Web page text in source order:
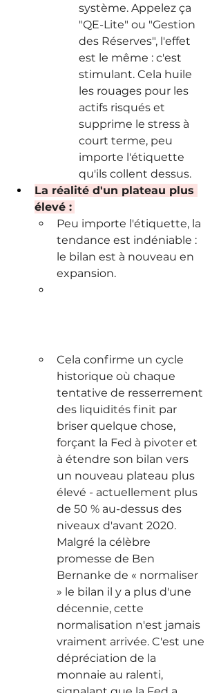
système. Appelez ça
"QE-Lite" ou "Gestion
des Réserves", l'effet
est le même : c'est
stimulant. Cela huile
les rouages pour les
actifs risqués et
supprime le stress à
court terme, peu
importe l'étiquette
qu'ils collent dessus.
La réalité d'un plateau plus
élevé :
Peu importe l'étiquette, la
tendance est indéniable :
le bilan est à nouveau en
expansion.
Cela confirme un cycle
historique où chaque
tentative de resserrement
des liquidités finit par
briser quelque chose,
forçant la Fed à pivoter et
à étendre son bilan vers
un nouveau plateau plus
élevé - actuellement plus
de 50 % au-dessus des
niveaux d'avant 2020.
Malgré la célèbre
promesse de Ben
Bernanke de « normaliser
» le bilan il y a plus d'une
décennie, cette
normalisation n'est jamais
vraiment arrivée. C'est une
dépréciation de la
monnaie au ralenti,